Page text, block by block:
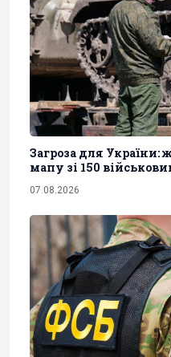
Загроза для України:
мапу зі 150
07.08.2026